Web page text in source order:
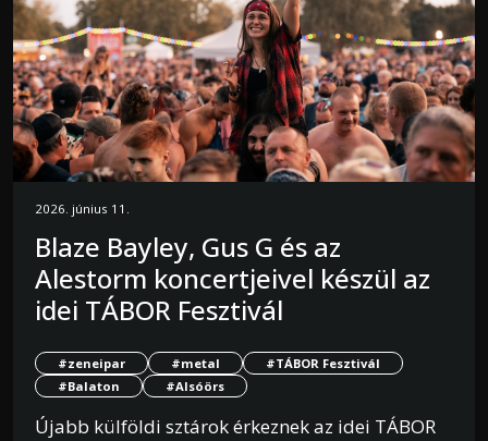
2026. június 11.
Blaze Bayley, Gus G és az
Alestorm koncertjeivel készül az
idei TÁBOR Fesztivál
#zeneipar #metal
#TÁBOR Fesztivál
#Balaton
#Alsóörs
Újabb külföldi sztárok érkeznek az idei TÁBOR